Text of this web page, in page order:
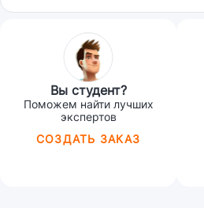
Вы студент?
Поможем найти лучших
экспертов
СОЗДАТЬ ЗАКАЗ